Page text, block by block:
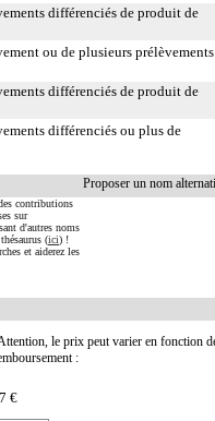
différenciés de produit de
ou de plusieurs prélèvements
différenciés de produit de
différenciés ou plus de
Proposer un nom
contributions
sur
d'autres noms
(ici) !
et aiderez les
le prix peut varier en
:
€